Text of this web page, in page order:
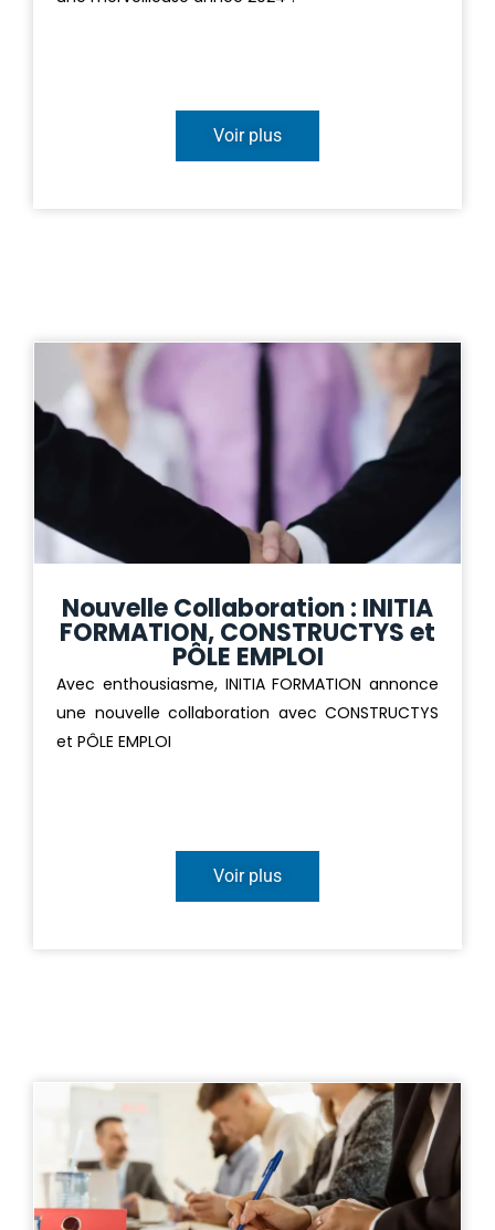
Voir plus
Nouvelle Collaboration : INITIA
FORMATION, CONSTRUCTYS et
PÔLE EMPLOI
Avec enthousiasme, INITIA FORMATION annonce
une nouvelle collaboration avec CONSTRUCTYS
et PÔLE EMPLOI
Voir plus